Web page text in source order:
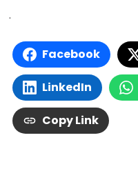
.
Facebook
LinkedIn
Copy Link